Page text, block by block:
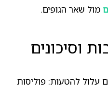
מול שאר הגופים.
וסיכונים
עלול להטעות: פוליסות